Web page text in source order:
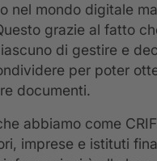
nel mondo digitale
grazie al fatto
di gestire e
per poter
documenti.
abbiamo come
imprese e istituti